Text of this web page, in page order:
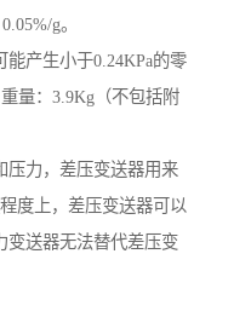
g。
产生小于0.24KPa的零
量：3.9Kg（不包括附
压力，差压变送器用来
度上，差压变送器可以
变送器无法替代差压变